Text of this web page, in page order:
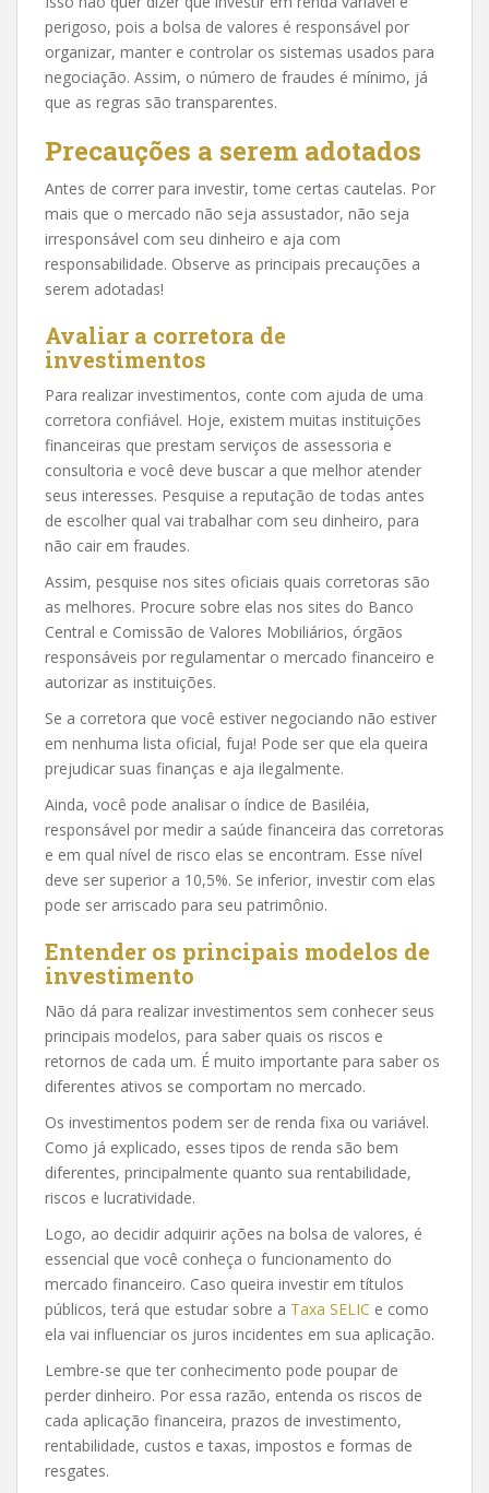
perigoso, pois a bolsa de valores é responsável por
organizar, manter e controlar os sistemas usados para
negociação. Assim, o número de fraudes é mínimo, já
que as regras são transparentes.
Precauções a serem adotados
Antes de correr para investir, tome certas cautelas. Por
mais que o mercado não seja assustador, não seja
irresponsável com seu dinheiro e aja com
responsabilidade. Observe as principais precauções a
serem adotadas!
Avaliar a corretora de
investimentos
Para realizar investimentos, conte com ajuda de uma
corretora confiável. Hoje, existem muitas instituições
financeiras que prestam serviços de assessoria e
consultoria e você deve buscar a que melhor atender
seus interesses. Pesquise a reputação de todas antes
de escolher qual vai trabalhar com seu dinheiro, para
não cair em fraudes.
Assim, pesquise nos sites oficiais quais corretoras são
as melhores. Procure sobre elas nos sites do Banco
Central e Comissão de Valores Mobiliários, órgãos
responsáveis por regulamentar o mercado financeiro e
autorizar as instituições.
Se a corretora que você estiver negociando não estiver
em nenhuma lista oficial, fuja! Pode ser que ela queira
prejudicar suas finanças e aja ilegalmente.
Ainda, você pode analisar o índice de Basiléia,
responsável por medir a saúde financeira das corretoras
e em qual nível de risco elas se encontram. Esse nível
deve ser superior a 10,5%. Se inferior, investir com elas
pode ser arriscado para seu patrimônio.
Entender os principais modelos de
investimento
Não dá para realizar investimentos sem conhecer seus
principais modelos, para saber quais os riscos e
retornos de cada um. É muito importante para saber os
diferentes ativos se comportam no mercado.
Os investimentos podem ser de renda fixa ou variável.
Como já explicado, esses tipos de renda são bem
diferentes, principalmente quanto sua rentabilidade,
riscos e lucratividade.
Logo, ao decidir adquirir ações na bolsa de valores, é
essencial que você conheça o funcionamento do
mercado financeiro. Caso queira investir em títulos
públicos, terá que estudar sobre a Taxa SELIC e como
ela vai influenciar os juros incidentes em sua aplicação.
Lembre-se que ter conhecimento pode poupar de
perder dinheiro. Por essa razão, entenda os riscos de
cada aplicação financeira, prazos de investimento,
rentabilidade, custos e taxas, impostos e formas de
resgates.